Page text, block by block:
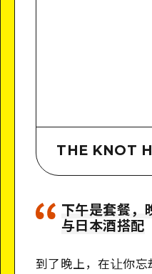
THE KNOT
Google Maps
下午是套餐，
与日本酒搭配
到了晚上，在让你